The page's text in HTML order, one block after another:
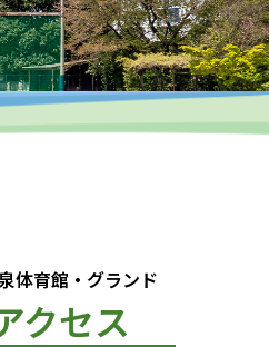
体育館・グランド
クセス